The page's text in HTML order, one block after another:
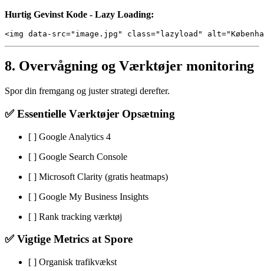
Hurtig Gevinst Kode - Lazy Loading:
8. Overvågning og Værktøjer monitoring
Spor din fremgang og juster strategi derefter.
✅ Essentielle Værktøjer Opsætning
[ ] Google Analytics 4
[ ] Google Search Console
[ ] Microsoft Clarity (gratis heatmaps)
[ ] Google My Business Insights
[ ] Rank tracking værktøj
✅ Vigtige Metrics at Spore
[ ] Organisk trafikvækst